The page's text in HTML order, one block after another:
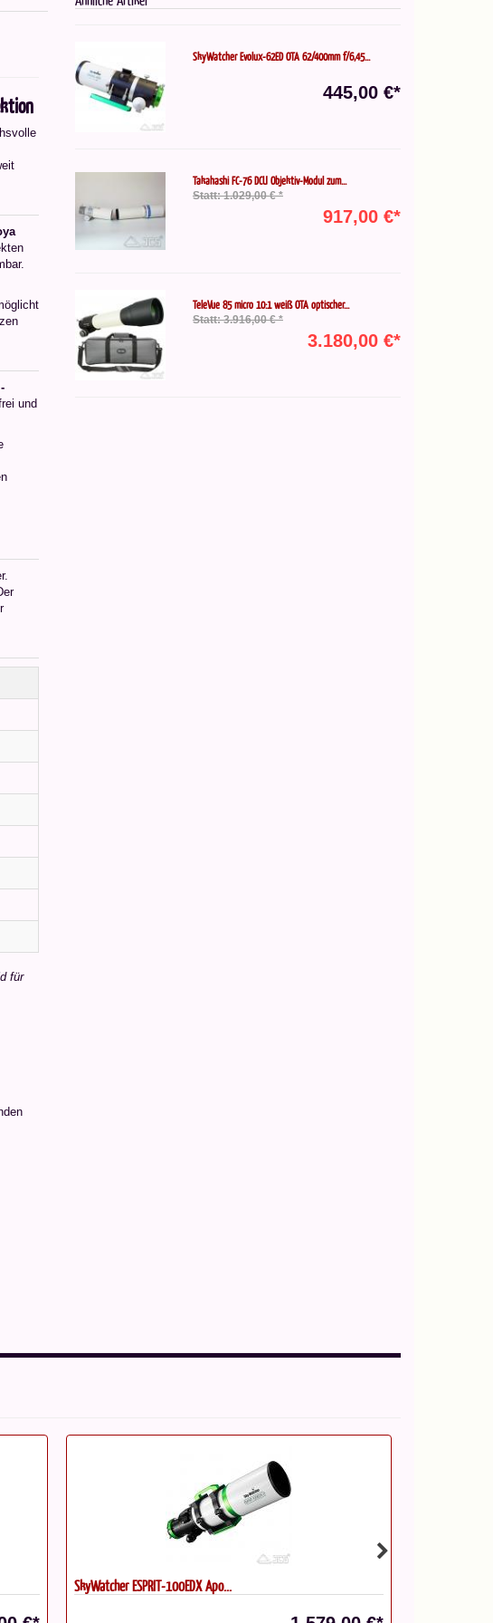
und
für
SkyWatcher Evolux-62ED OTA 62/400mm f/6,45...
445,00 €*
Takahashi FC-76 DCU Objektiv-Modul zum...
Statt: 1.029,00 € *
917,00 €*
TeleVue 85 micro 10:1 weiß OTA optischer...
Statt: 3.916,00 € *
3.180,00 €*
SkyWatcher ESPRIT-100EDX Apo...